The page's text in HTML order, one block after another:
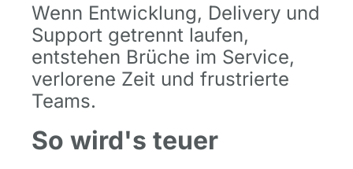
Wenn Entwicklung, Delivery und
Support getrennt laufen,
entstehen Brüche im Service,
verlorene Zeit und frustrierte
Teams.
So wird's teuer